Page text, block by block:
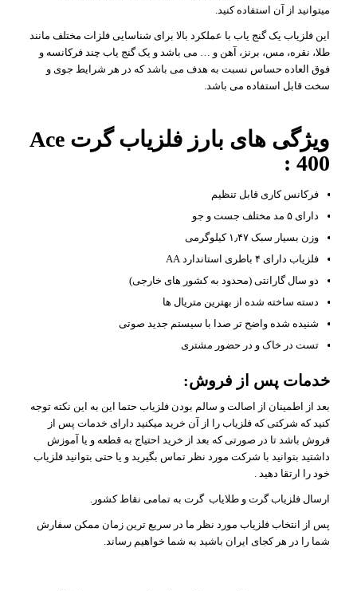
میتوانید از آن استفاده کنید.
این فلزیاب یک گنج یاب با عملکرد بالا برای شناسایی فلزات مختلف مانند
طلا، نقره، مس، برنز، آهن و … می باشد و یک گنج یاب چند فرکانسه و
فوق العاده حساس نسبت به هدف می باشد که در هر شرایط جوی و
سخت قابل استفاده می باشد.
ویژگی های بارز فلزیاب گرت Ace
400 :
فرکانس کاری قابل تنظیم
دارای ۵ مد مختلف جست و جو
وزن بسیار سبک ۱٫۴۷ کیلوگرمی
فلزیاب دارای ۴ باطری استاندارد AA
دو سال گارانتی (محدود به کشور های خارجی)
دسته ساخته شده از بهترین متریال ها
شنیده شده واضح تر صدا با سیستم جدید صوتی
تست در خاک و در حضور مشتری
خدمات پس از فروش:
بعد از اطمینان از اصالت و سالم بودن فلزیاب حتما این به این نکته توجه
کنید که شرکتی که فلزیاب را از آن خرید میکنید دارای خدمات پس از
فروش باشد تا در صورتی که بعد از خرید احتیاج به قطعه و یا آموزش
داشتید بتوانید با شرکت مورد نظر تماس بگیرید و یا حتی بتوانید فلزیاب
خود را ارتقا دهید .
ارسال فلزیاب گرت و طلایاب گرت به تمامی نقاط کشور.
پس از انتخاب فلزیاب مورد نظر ما در سریع ترین زمان ممکن سفارش
شما را در هر کجای ایران باشید به شما خواهیم رساند.